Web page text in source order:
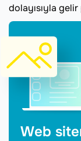
dolayısıyla
Web